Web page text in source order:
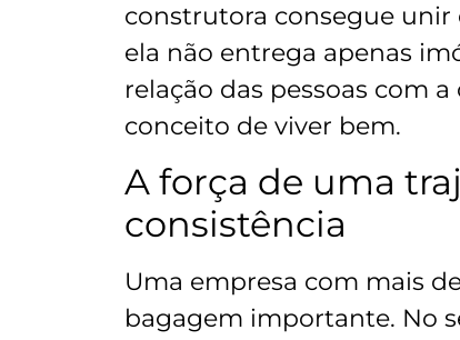
construtora consegue unir
ela não entrega apenas
relação das pessoas com
conceito de viver bem.
A força de uma
consistência
Uma empresa com mais
bagagem importante. No